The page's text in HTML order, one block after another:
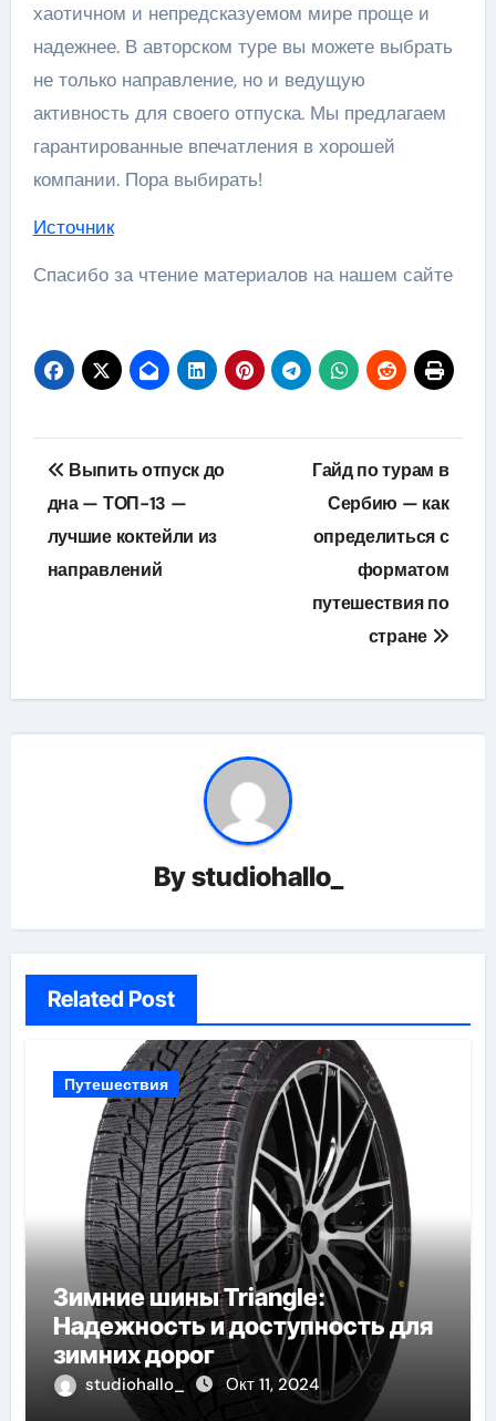
хаотичном и непредсказуемом мире проще и
надежнее. В авторском туре вы можете выбрать
не только направление, но и ведущую
активность для своего отпуска. Мы предлагаем
гарантированные впечатления в хорошей
компании. Пора выбирать!
Источник
Спасибо за чтение материалов на нашем сайте
Навигация
по
записям
Выпить отпуск до
дна — ТОП-13 —
лучшие коктейли из
направлений
Гайд по турам в
Сербию — как
определиться с
форматом
путешествия по
стране
Bystudiohallo_
Related Post
Путешествия
Зимние шины Triangle:
Надежность и доступность для
зимних дорог
studiohallo_ Окт 11, 2024